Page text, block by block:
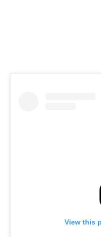
View this